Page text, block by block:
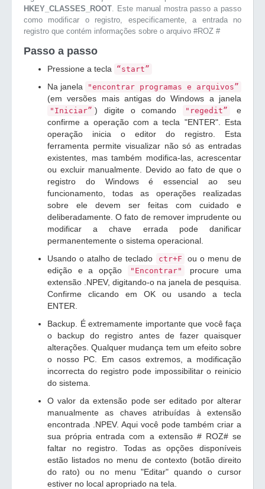
HKEY_CLASSES_ROOT. Este manual mostra passo a passo
como modificar o registro, especificamente, a entrada no
registro que contém informações sobre o arquivo #ROZ #
Passo a passo
Pressione a tecla “start”
Na janela "encontrar programas e arquivos”
(em versões mais antigas do Windows a janela
"Iniciar” ) digite o comando "regedit”
e
confirme a operação com a tecla "ENTER". Esta
operação inicia o editor do registro. Esta
ferramenta permite visualizar não só as entradas
existentes, mas também modifica-las, acrescentar
ou excluir manualmente. Devido ao fato de que o
registro do Windows é essencial ao seu
funcionamento, todas as operações realizadas
sobre ele devem ser feitas com cuidado e
deliberadamente. O fato de remover imprudente ou
modificar a chave errada pode danificar
permanentemente o sistema operacional.
Usando o atalho de teclado
ctr+F
ou o menu de
edição e a opção
"Encontrar"
procure uma
extensão .NPEV, digitando-o na janela de pesquisa.
Confirme clicando em OK ou usando a tecla
ENTER.
Backup. É extremamente importante que você faça
o backup do registro antes de fazer quaisquer
alterações. Qualquer mudança tem um efeito sobre
o nosso PC. Em casos extremos, a modificação
incorrecta do registro pode impossibilitar o reinicio
do sistema.
O valor da extensão pode ser editado por alterar
manualmente as chaves atribuídas à extensão
encontrada .NPEV. Aqui você pode também criar a
sua própria entrada com a extensão # ROZ# se
faltar no registro. Todas as opções disponíveis
estão listados no menu de contexto (botão direito
do rato) ou no menu "Editar" quando o cursor
estiver no local apropriado na tela.